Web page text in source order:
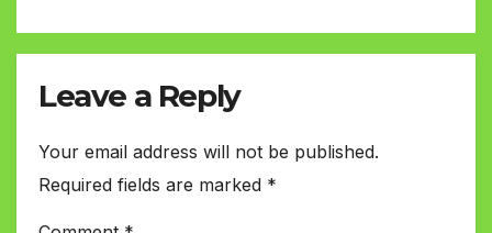
Leave a Reply
Your email address will not be published.
Required fields are marked *